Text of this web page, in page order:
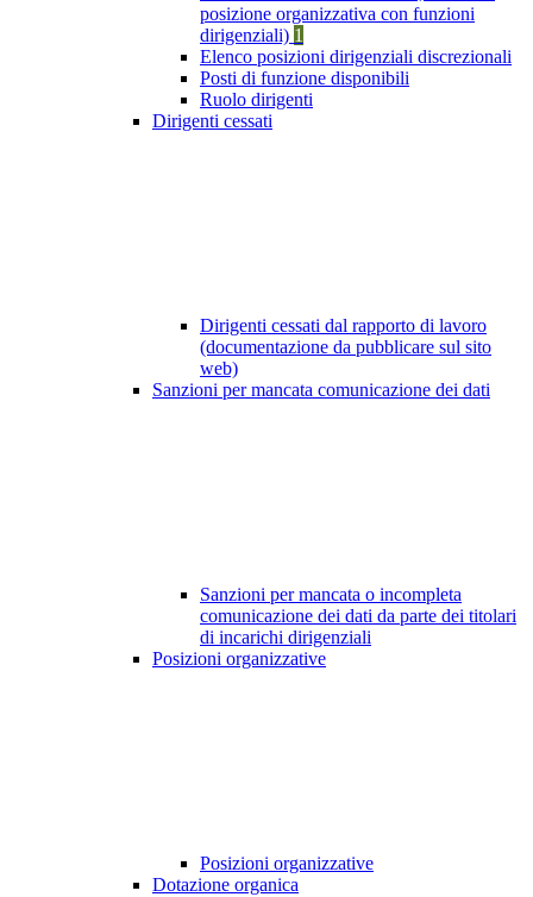
posizione organizzativa con funzioni
dirigenziali) 1
Elenco posizioni dirigenziali discrezionali
Posti di funzione disponibili
Ruolo dirigenti
Dirigenti cessati
Dirigenti cessati dal rapporto di lavoro
(documentazione da pubblicare sul sito
web)
Sanzioni per mancata comunicazione dei dati
Sanzioni per mancata o incompleta
comunicazione dei dati da parte dei titolari
di incarichi dirigenziali
Posizioni organizzative
Posizioni organizzative
Dotazione organica